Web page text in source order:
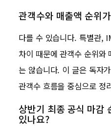
관객수와 매출액 순위
다를 수 있습니다. 특별관,
차이 때문에 관객수 순위와
는 않습니다. 이 글은 독자
관객수 흐름을 중심으로 정
상반기 최종 공식 마감
있나요?